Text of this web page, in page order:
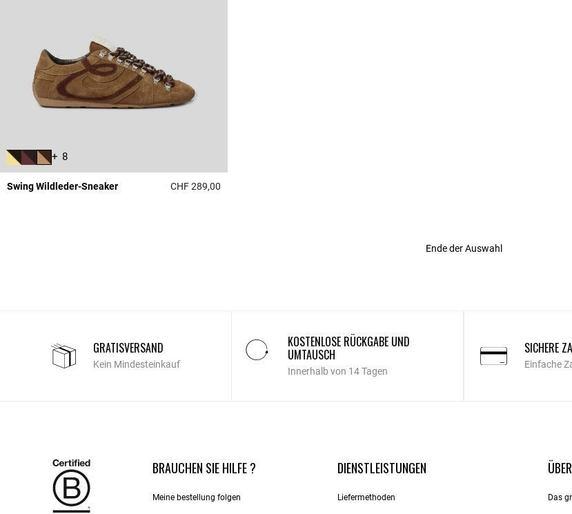
+ 8
Swing Wildleder-Sneaker CHF 289,00
Ende der Auswahl
GRATISVERSAND
Kein Mindesteinkauf
KOSTENLOSE RÜCKGABE UND
UMTAUSCH
Innerhalb von 14 Tagen
SICHERE
Einfache
BRAUCHEN SIE HILFE ?
Meine bestellung folgen
DIENSTLEISTUNGEN
Liefermethoden Das